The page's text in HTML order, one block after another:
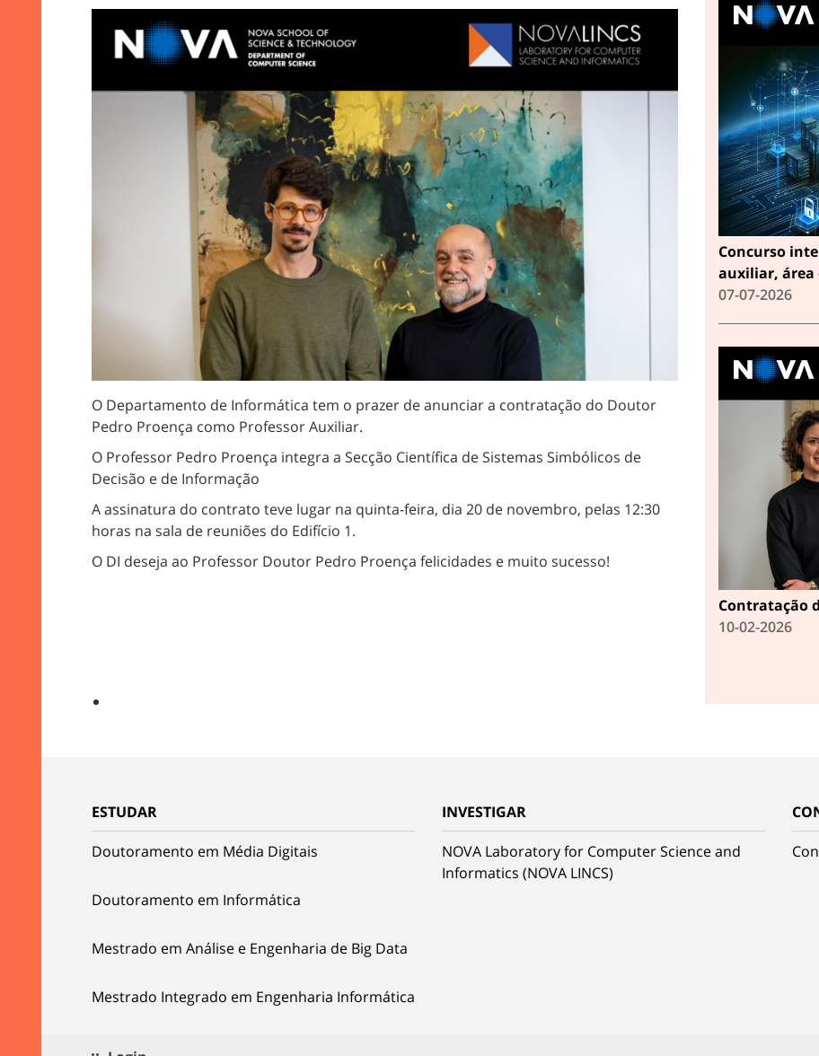
O Departamento de Informática tem o prazer de anunciar a contratação do Doutor
Pedro Proença como Professor Auxiliar.
O Professor Pedro Proença integra a Secção Científica de Sistemas Simbólicos de
Decisão e de Informação
A assinatura do contrato teve lugar na quinta-feira, dia 20 de novembro, pelas 12:30
horas na sala de reuniões do Edifício 1.
O DI deseja ao Professor Doutor Pedro Proença felicidades e muito sucesso!
Concurso
auxiliar,
07-07-2026
Contratação
10-02-2026
ESTUDAR
Doutoramento em Média Digitais
Doutoramento em Informática
Mestrado em Análise e Engenharia de Big Data
Mestrado Integrado em Engenharia Informática
INVESTIGAR
NOVA Laboratory for Computer Science and
Informatics (NOVA LINCS)